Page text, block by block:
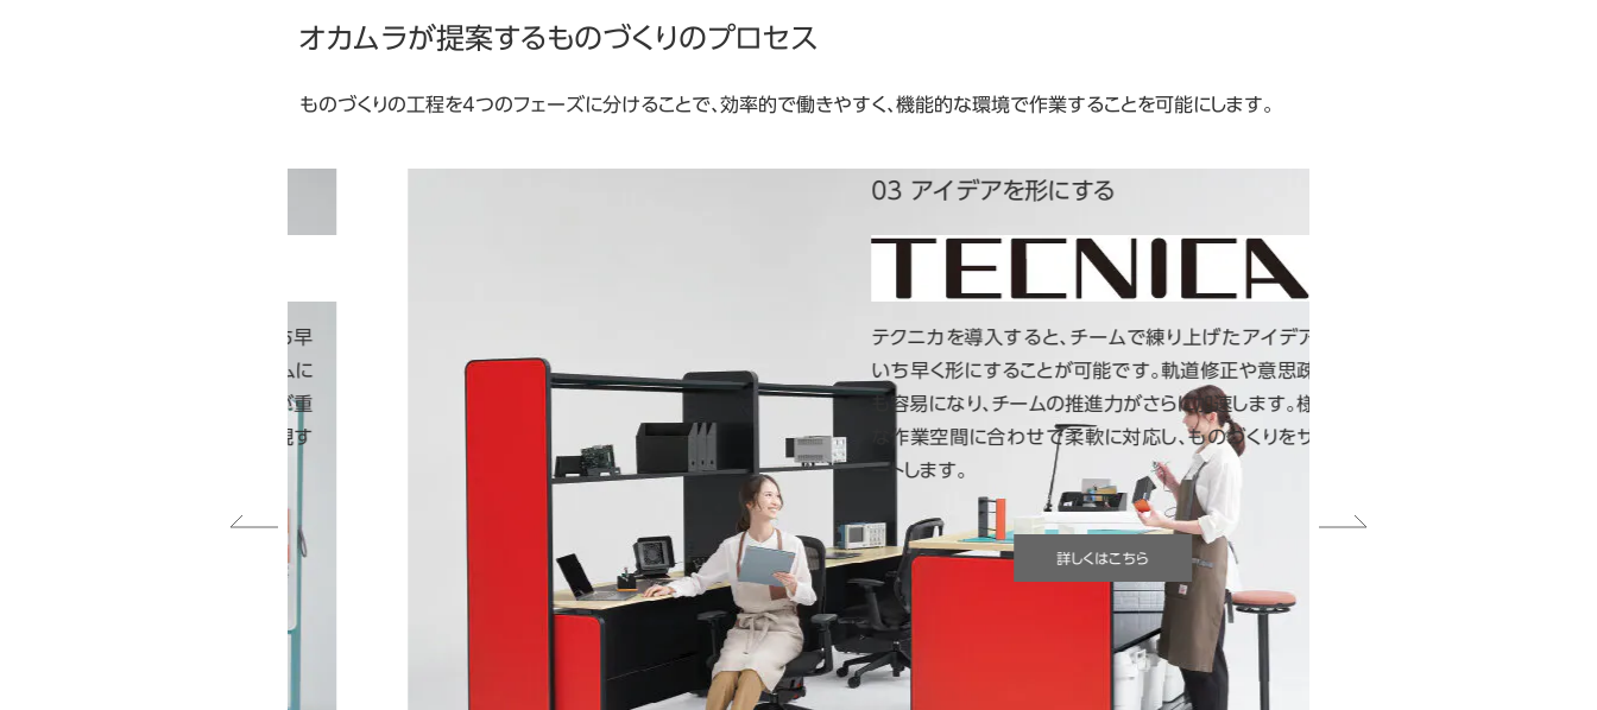
オカムラが提案するものづくりのプロセス
ものづくりの工程を4つのフェーズに分けることで、効率的で働きやすく、機能的な環境で作業することを可能にします。
03 アイデアを形にする
テクニカを導入すると、チームで練り上げたアイデアを
いち早く形にすることが可能です。軌道修正や意思疎通
も容易になり、チームの推進力がさらに加速します。様々
な作業空間に合わせて柔軟に対応し、ものづくりをサポ
ートします。
詳しくはこちら